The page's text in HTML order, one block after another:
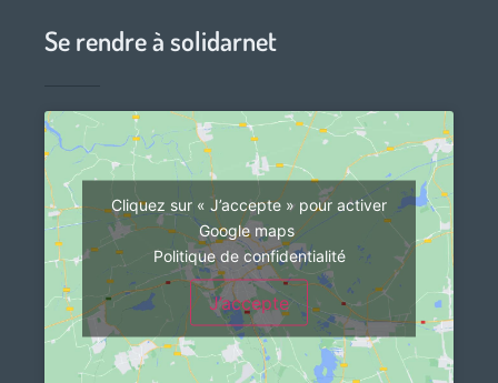
Se rendre à solidarnet
Cliquez sur « J’accepte » pour activer
Google maps
Politique de confidentialité
J’accepte